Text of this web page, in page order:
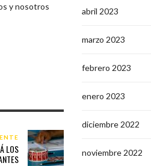
y nosotros
LOS
abril 2023
marzo 2023
febrero 2023
enero 2023
diciembre 2022
noviembre 2022